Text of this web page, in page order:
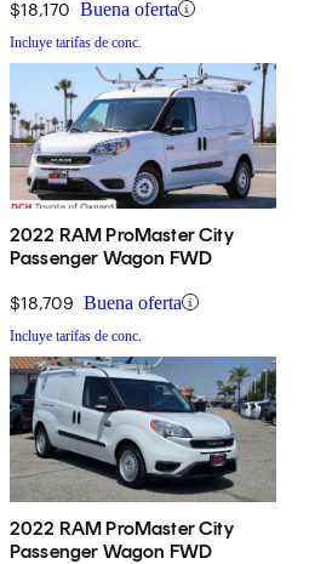
$18,170 Buena oferta
Incluye tarifas de conc.
2022 RAM ProMaster City
Passenger Wagon FWD
$18,709 Buena oferta
Incluye tarifas de conc.
2022 RAM ProMaster City
Passenger Wagon FWD